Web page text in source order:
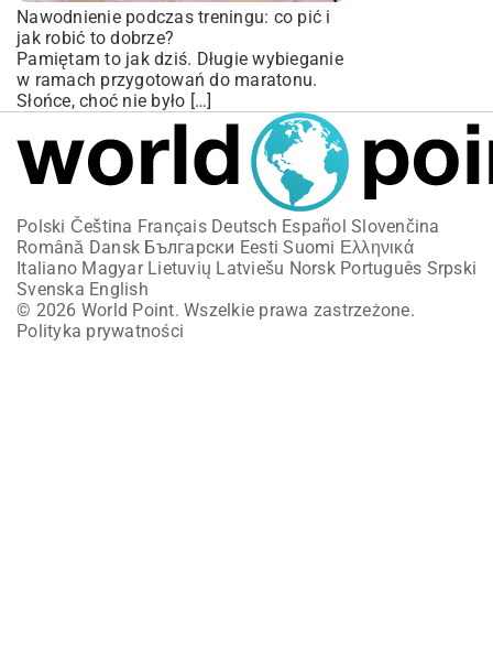
Nawodnienie podczas treningu: co pić i
jak robić to dobrze?
Pamiętam to jak dziś. Długie wybieganie
w ramach przygotowań do maratonu.
Słońce, choć nie było […]
Polski Čeština Français Deutsch Español Slovenčina
Română Dansk Български Eesti Suomi Ελληνικά
Italiano Magyar Lietuvių Latviešu Norsk Português Srpski
Svenska English
© 2026 World Point. Wszelkie prawa zastrzeżone.
Polityka prywatności